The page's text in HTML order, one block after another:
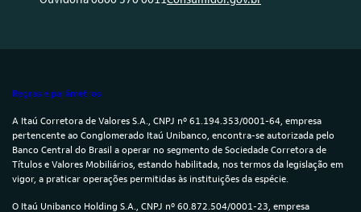
Regras e parâmetros
A Itaú Corretora de Valores S.A., CNPJ nº 61.194.353/0001-64, empresa
pertencente ao Conglomerado Itaú Unibanco, encontra-se autorizada pelo
Banco Central do Brasil a operar no segmento de Sociedade Corretora de
Títulos e Valores Mobiliários, estando habilitada, nos termos da legislação em
vigor, a praticar operações permitidas às instituições da espécie.
O Itaú Unibanco Holding S.A., CNPJ nº 60.872.504/0001-23, empresa